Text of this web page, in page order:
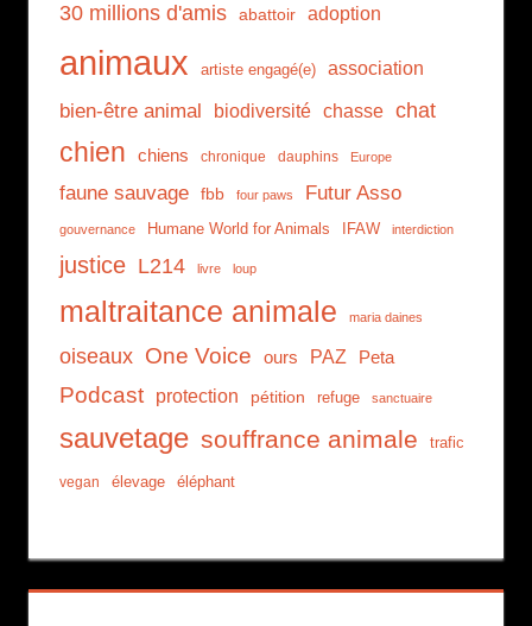
30 millions d'amis abattoir adoption
animaux artiste engagé(e) association
bien-être animal biodiversité chasse chat
chien chiens chronique dauphins Europe
faune sauvage fbb four paws Futur Asso
gouvernance Humane World for Animals IFAW interdiction
justice L214 livre loup
maltraitance animale maria daines
oiseaux One Voice ours PAZ Peta
Podcast protection pétition refuge sanctuaire
sauvetage souffrance animale trafic
vegan élevage éléphant